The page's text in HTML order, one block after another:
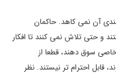
آن نمی کاهد. حاکمان
و حتی تلاش نمی کنند تا افکار
سوق دهند، قطعا از
قابل احترام تر نیستند. نظر